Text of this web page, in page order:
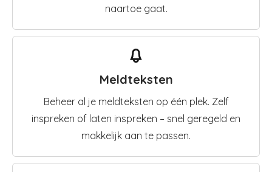
naartoe gaat.
Meldteksten
Beheer al je meldteksten op één plek. Zelf
inspreken of laten inspreken – snel geregeld en
makkelijk aan te passen.